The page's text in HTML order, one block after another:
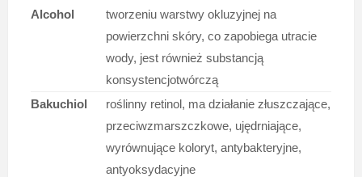
Alcohol
tworzeniu warstwy okluzyjnej na
powierzchni skóry, co zapobiega utracie
wody, jest również substancją
konsystencjotwórczą
Bakuchiol
roślinny retinol, ma działanie złuszczające,
przeciwzmarszczkowe, ujędrniające,
wyrównujące koloryt, antybakteryjne,
antyoksydacyjne